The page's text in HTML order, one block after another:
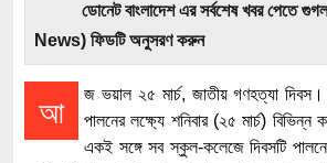
ডোনেট বাংলাদেশ এর সর্বশেষ খবর পেতে
News) ফিডটি অনুসরণ করুন
আ
জ ভয়াল ২৫ মার্চ, জাতীয় গণহত্যা দিবস।
পালনের লক্ষ্যে শনিবার (২৫ মার্চ) বিভিন্ন
একই সঙ্গে সব স্কুল-কলেজে দিবসটি পালনের